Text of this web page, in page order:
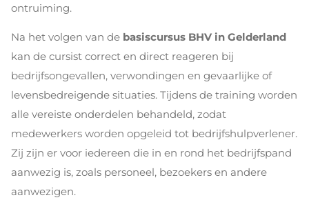
ontruiming.
Na het volgen van de basiscursus BHV in Gelderland
kan de cursist correct en direct reageren bij
bedrijfsongevallen, verwondingen en gevaarlijke of
levensbedreigende situaties. Tijdens de training worden
alle vereiste onderdelen behandeld, zodat
medewerkers worden opgeleid tot bedrijfshulpverlener.
Zij zijn er voor iedereen die in en rond het bedrijfspand
aanwezig is, zoals personeel, bezoekers en andere
aanwezigen.